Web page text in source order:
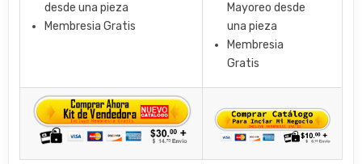
desde una pieza
Membresia Gratis
Mayoreo desde
una pieza
Membresia
Gratis